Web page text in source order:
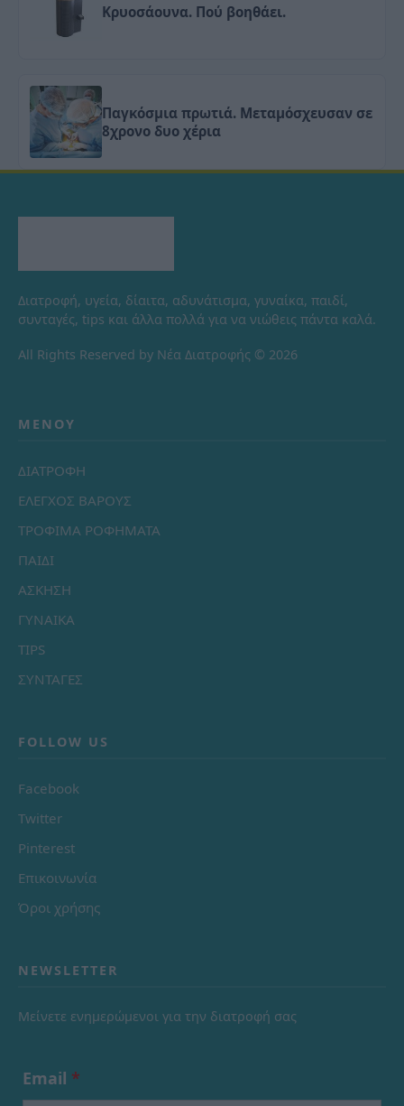
Κρυοσάουνα. Πού βοηθάει.
Παγκόσμια πρωτιά. Μεταμόσχευσαν σε
8χρονο δυο χέρια
Διατροφή, υγεία, δίαιτα, αδυνάτισμα, γυναίκα, παιδί,
συνταγές, tips και άλλα πολλά για να νιώθεις πάντα καλά.
All Rights Reserved by Νέα Διατροφής © 2026
ΜΕΝΟΎ
ΔΙΑΤΡΟΦΗ
ΕΛΕΓΧΟΣ ΒΑΡΟΥΣ
ΤΡΟΦΙΜΑ ΡΟΦΗΜΑΤΑ
ΠΑΙΔΙ
ΑΣΚΗΣΗ
ΓΥΝΑΙΚΑ
TIPS
ΣΥΝΤΑΓΕΣ
FOLLOW US
Facebook
Twitter
Pinterest
Επικοινωνία
Όροι χρήσης
NEWSLETTER
Μείνετε ενημερώμενοι για την διατροφή σας
Email *